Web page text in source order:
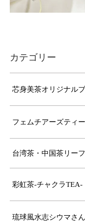
カテゴリー
芯身美茶オリジナル
フェムチアーズティー
台湾茶・中国茶リーフ
彩虹茶-チャクラTEA-
琉球風水志シウマさ